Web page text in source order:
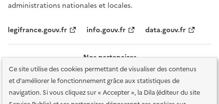
Ce site utilise des cookies permettant de visualiser des contenus
et d'améliorer le fonctionnement grâce aux statistiques de
navigation. Si vous cliquez sur « Accepter », la Dila (éditeur du site
administrations nationales et locales.
legifrance.gouv.fr info.gouv.fr data.gouv.fr
Nos partenaires